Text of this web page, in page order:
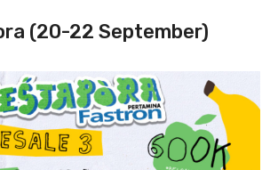
(20-22 September)